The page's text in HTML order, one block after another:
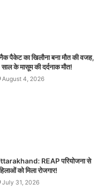
पैकेट का खिलौना बना मौत की वजह,
के मासूम की दर्दनाक मौत!
August 4, 2026
REAP परियोजना से
को मिला रोजगार!
July 31, 2026